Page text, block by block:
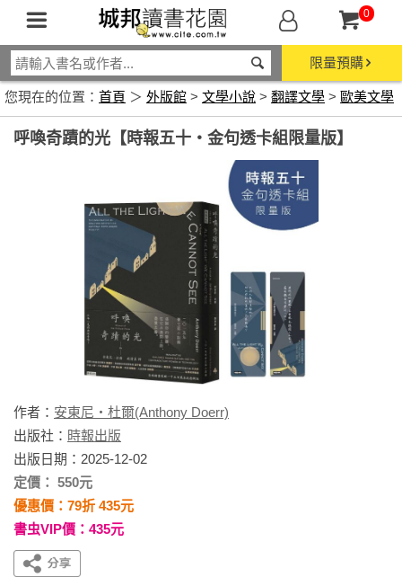
0
限量預購
您現在的位置： 首頁 ＞ 外版館 > 文學小說 > 翻譯文學 > 歐美文學
呼喚奇蹟的光【時報五十‧金句透卡組限量版】
作者： 安東尼‧杜爾(Anthony Doerr)
出版社： 時報出版
出版日期：2025-12-02
定價： 550元
優惠價：79折 435元
書虫VIP價：435元